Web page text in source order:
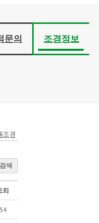
문의 조경정보
조경
검색
회
54